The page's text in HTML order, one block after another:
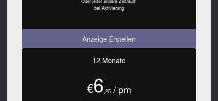
Oder jeder andere Zeitraum
bei Aktivierung
Anzeige Erstellen
12 Monate
€6,25/ pm